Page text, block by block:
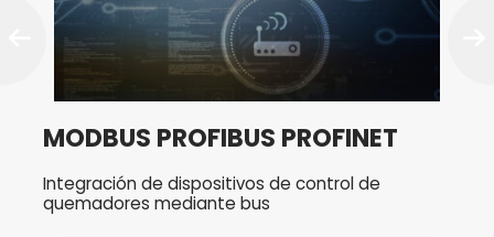
MODBUS PROFIBUS PROFINET
Integración de dispositivos de control de
quemadores mediante bus